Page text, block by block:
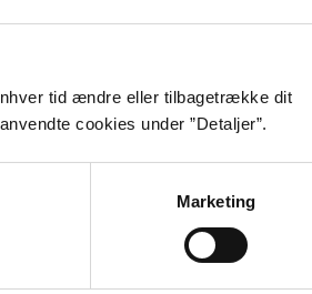
tid ændre eller tilbagetrække dit
cookies under ”Detaljer”.
Marketing